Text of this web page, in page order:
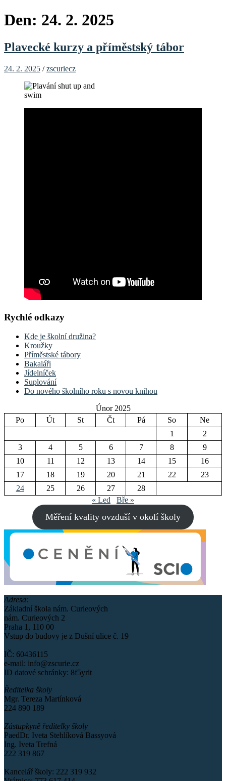
Den: 24. 2. 2025
Plavecké kurzy a příměstský tábor
24. 2. 2025 /zscuriecz
Rychlé odkazy
Kde je školní družina?
Kroužky
Příměstské tábory
Bakaláři
Jídelníček
Suplování
Do nového školního roku s novou knihou
Únor 2025
Po
Út St Čt Pá So
Ne
1
2
3
4 5 6 7 8
9
10
11 12 13 14 15
16
17
18 19 20 21 22
23
24
25 26 27
28
« Led
Bře »
Měření kvality ovzduší v okolí školy
Adresa:
Základní škola nám. Curieových
nám. Curieových 2
Praha 1, 110 00
Vstup do budovy je z Dušní ulice č. 19
IČ: 60436115
e-mail: info@zscurie.cz
ID datové schránky: 8f5yrit
Ředitelka školy
Mgr. Tereza Martínková
224 890 189
Zástupkyně ředitelky školy
PaedDr. Iveta Stehlíková Bassyová
Ing. Iveta Trefná
222 319 867
Kancelář školy: 222 319 932